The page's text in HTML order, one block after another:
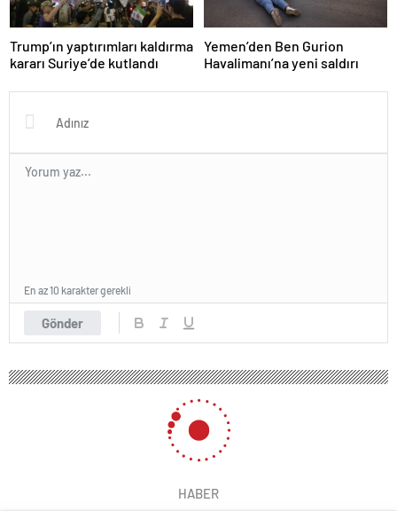
Trump’ın yaptırımları kaldırma
kararı Suriye’de kutlandı
Yemen’den Ben Gurion
Havalimanı’na yeni saldırı
Gönder
En az 10 karakter gerekli
HABER